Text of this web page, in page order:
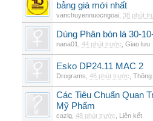
bảng giá mới nhất
vanchuyennuocngoai 38 phút
Dùng Phân bón lá 30-
nana01 44 phút trước Giao lưu
Esko DP24.11 MAC 2
Drograms 46 phút trước
Các Tiêu Chuẩn Quan
Mỹ Phẩm
cazlg 48 phút trước Liên kết